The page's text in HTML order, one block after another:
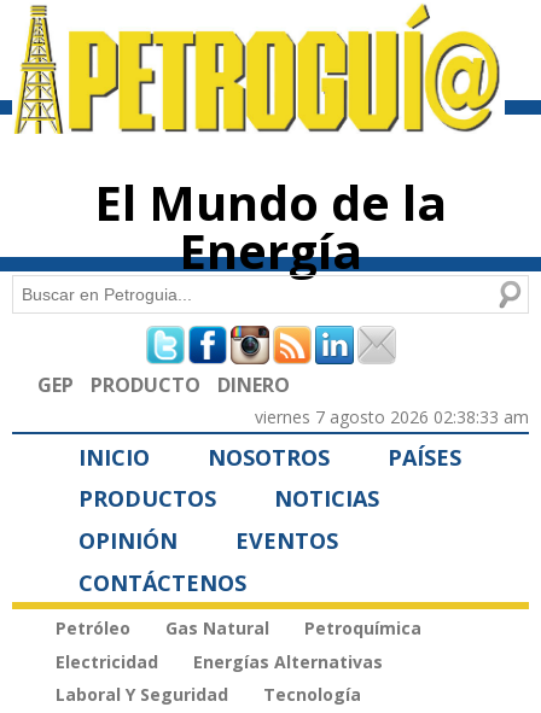
contenido
El Mundo de la
Energía
Formulario de búsqueda
Buscar
GEP PRODUCTO DINERO
viernes 7 agosto 2026 02:38:33 am
INICIO NOSOTROS
PAÍSES
PRODUCTOS
NOTICIAS
OPINIÓN
EVENTOS
CONTÁCTENOS
Petróleo Gas Natural
Petroquímica
Electricidad
Energías Alternativas
Laboral Y Seguridad
Tecnología